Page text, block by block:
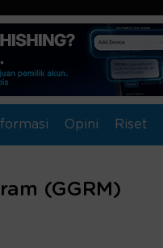
Opini Riset
(GGRM)